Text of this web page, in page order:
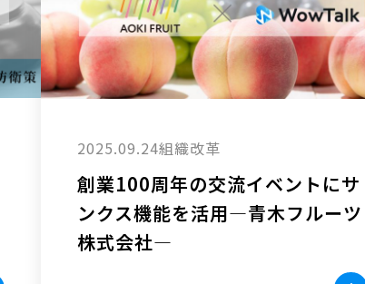
2025.09.24組織改革
創業100周年の交流イベントにサ
ンクス機能を活用—青木フルーツ
株式会社—